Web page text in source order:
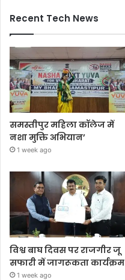
Recent Tech News
समस्तीपुर महिला कॉलेज में
नशा मुक्ति अभियान’
1 week ago
विश्व बाघ दिवस पर राजगीर जू
सफारी में जागरूकता कार्यक्रम
1 week ago